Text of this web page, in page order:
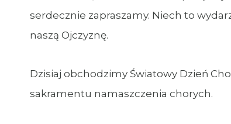
serdecznie zapraszamy. Niech to
naszą Ojczyznę.
Dzisiaj obchodzimy Światowy Dzień
sakramentu namaszczenia chorych.